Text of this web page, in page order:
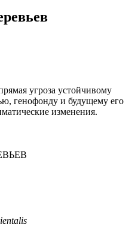
угроза устойчивому
генофонду и будущему его
изменения.